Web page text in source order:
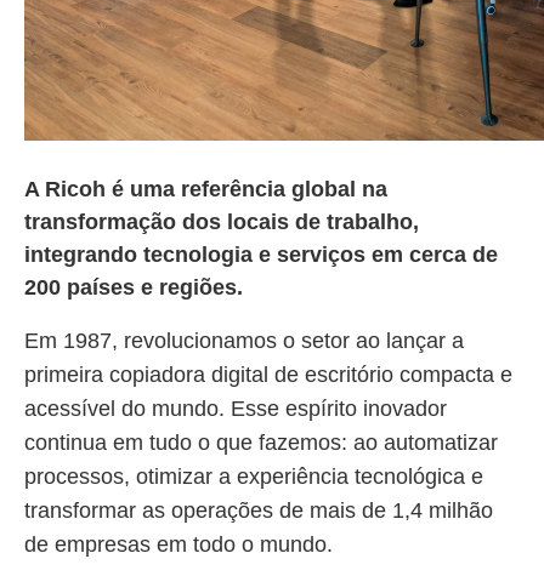
A Ricoh é uma referência global na
transformação dos locais de trabalho,
integrando tecnologia e serviços em cerca de
200 países e regiões.
Em 1987, revolucionamos o setor ao lançar a
primeira copiadora digital de escritório compacta e
acessível do mundo. Esse espírito inovador
continua em tudo o que fazemos: ao automatizar
processos, otimizar a experiência tecnológica e
transformar as operações de mais de 1,4 milhão
de empresas em todo o mundo.